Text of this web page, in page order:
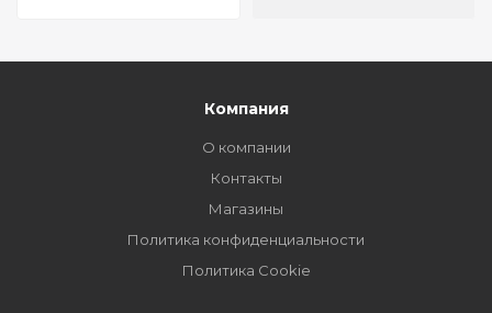
Компания
О компании
Контакты
Магазины
Политика конфиденциальности
Политика Cookie